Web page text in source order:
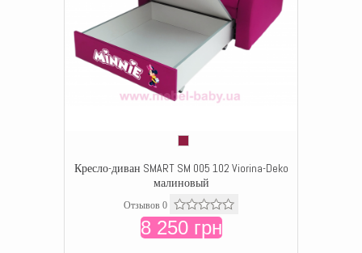
Кресло-диван SMART SM 005 102 Viorina-Deko
малиновый
Отзывов 0
8 250 грн